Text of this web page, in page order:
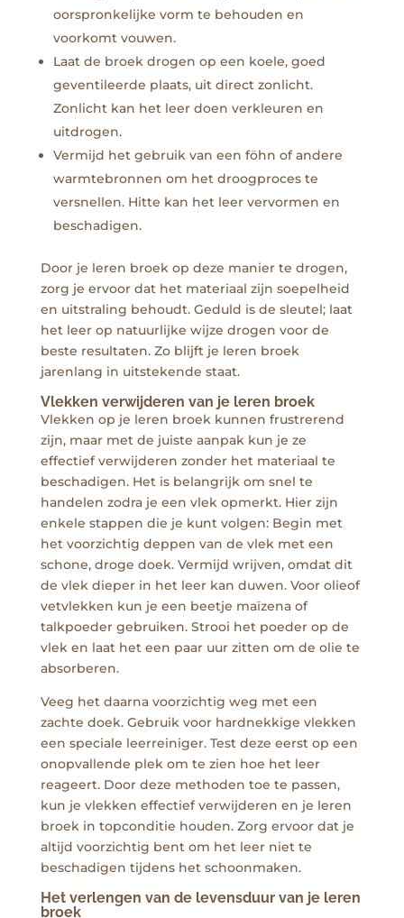
oorspronkelijke vorm te behouden en
voorkomt vouwen.
Laat de broek drogen op een koele, goed
geventileerde plaats, uit direct zonlicht.
Zonlicht kan het leer doen verkleuren en
uitdrogen.
Vermijd het gebruik van een föhn of andere
warmtebronnen om het droogproces te
versnellen. Hitte kan het leer vervormen en
beschadigen.
Door je leren broek op deze manier te drogen,
zorg je ervoor dat het materiaal zijn soepelheid
en uitstraling behoudt. Geduld is de sleutel; laat
het leer op natuurlijke wijze drogen voor de
beste resultaten. Zo blijft je leren broek
jarenlang in uitstekende staat.
Vlekken verwijderen van je leren broek
Vlekken op je leren broek kunnen frustrerend
zijn, maar met de juiste aanpak kun je ze
effectief verwijderen zonder het materiaal te
beschadigen. Het is belangrijk om snel te
handelen zodra je een vlek opmerkt. Hier zijn
enkele stappen die je kunt volgen: Begin met
het voorzichtig deppen van de vlek met een
schone, droge doek. Vermijd wrijven, omdat dit
de vlek dieper in het leer kan duwen. Voor olieof
vetvlekken kun je een beetje maïzena of
talkpoeder gebruiken. Strooi het poeder op de
vlek en laat het een paar uur zitten om de olie te
absorberen.
Veeg het daarna voorzichtig weg met een
zachte doek. Gebruik voor hardnekkige vlekken
een speciale leerreiniger. Test deze eerst op een
onopvallende plek om te zien hoe het leer
reageert. Door deze methoden toe te passen,
kun je vlekken effectief verwijderen en je leren
broek in topconditie houden. Zorg ervoor dat je
altijd voorzichtig bent om het leer niet te
beschadigen tijdens het schoonmaken.
Het verlengen van de levensduur van je leren
broek